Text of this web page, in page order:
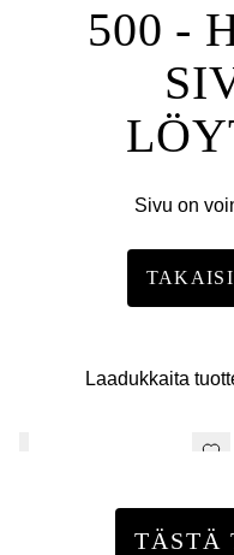
500 -
Sivu on
Laadukkaita
TÄSTÄ